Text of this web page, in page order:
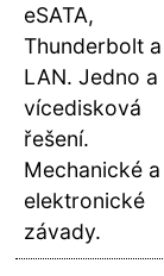
eSATA,
Thunderbolt a
LAN. Jedno a
vícedisková
řešení.
Mechanické a
elektronické
závady.